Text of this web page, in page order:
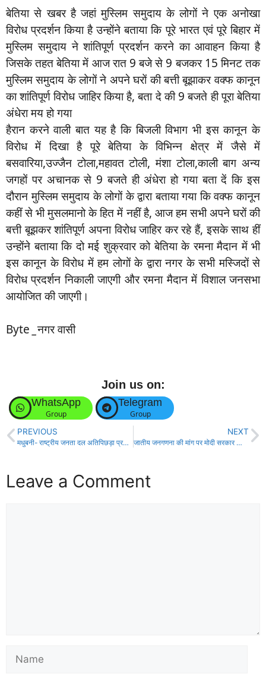
बेतिया से खबर है जहां मुस्लिम समुदाय के लोगों ने एक अनोखा
विरोध प्रदर्शन किया है उन्होंने बताया कि पूरे भारत एवं पूरे बिहार में
मुस्लिम समुदाय ने शांतिपूर्ण प्रदर्शन करने का आवाहन किया है
जिसके तहत बेतिया में आज रात 9 बजे से 9 बजकर 15 मिनट तक
मुस्लिम समुदाय के लोगों ने अपने घरों की बत्ती बूझाकर वक्फ कानून
का शांतिपूर्ण विरोध जाहिर किया है, बता दे की 9 बजते ही पूरा बेतिया
अंधेरा मय हो गया
हैरान करने वाली बात यह है कि बिजली विभाग भी इस कानून के
विरोध में दिखा है पूरे बेतिया के विभिन्न क्षेत्र में जैसे में
बसवारिया,उज्जैन टोला,महावत टोली, मंशा टोला,काली बाग अन्य
जगहों पर अचानक से 9 बजते ही अंधेरा हो गया बता दें कि इस
दौरान मुस्लिम समुदाय के लोगों के द्वारा बताया गया कि वक्फ कानून
कहीं से भी मुसलमानो के हित में नहीं है, आज हम सभी अपने घरों की
बत्ती बूझकर शांतिपूर्ण अपना विरोध जाहिर कर रहे हैं, इसके साथ हीं
उन्होंने बताया कि दो मई शुक्रवार को बेतिया के रमना मैदान में भी
इस कानून के विरोध में हम लोगों के द्वारा नगर के सभी मस्जिदों से
विरोध प्रदर्शन निकाली जाएगी और रमना मैदान में विशाल जनसभा
आयोजित की जाएगी।
Byte _नगर वासी
Join us on:
WhatsApp
Group
Telegram
Group
PREVIOUS
मधुबनी- राष्ट्रीय जनता दल अतिपिछड़ा प्रकोष्ठ का सम्मेलन आयोजित!
NEXT
जातीय जनगणना की मांग पर मोदी सरकार को भी झुकना पड़ा-तेजस्वी यादव!
Leave a Comment